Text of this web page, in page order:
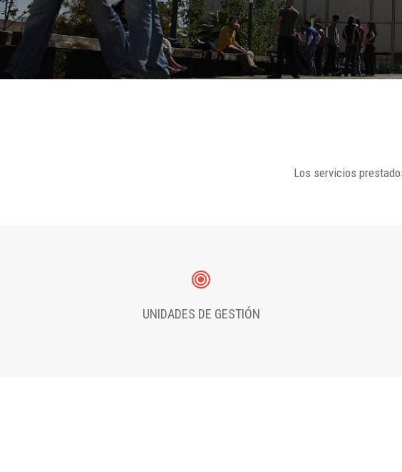
Los servicios
UNIDADES DE GESTIÓN